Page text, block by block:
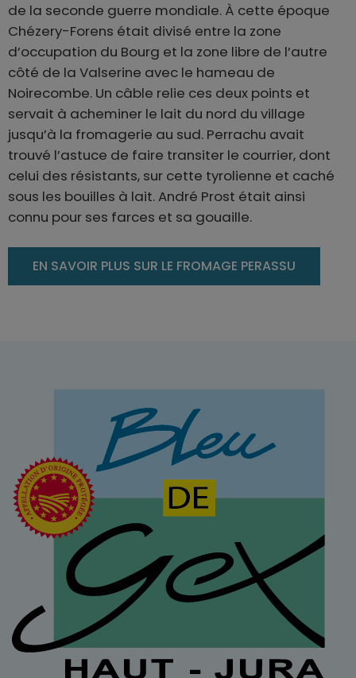
de la seconde guerre mondiale. À cette époque
Chézery-Forens était divisé entre la zone
d’occupation du Bourg et la zone libre de l’autre
côté de la Valserine avec le hameau de
Noirecombe. Un câble relie ces deux points et
servait à acheminer le lait du nord du village
jusqu’à la fromagerie au sud. Perrachu avait
trouvé l’astuce de faire transiter le courrier, dont
celui des résistants, sur cette tyrolienne et caché
sous les bouilles à lait. André Prost était ainsi
connu pour ses farces et sa gouaille.
EN SAVOIR PLUS SUR LE FROMAGE PERASSU